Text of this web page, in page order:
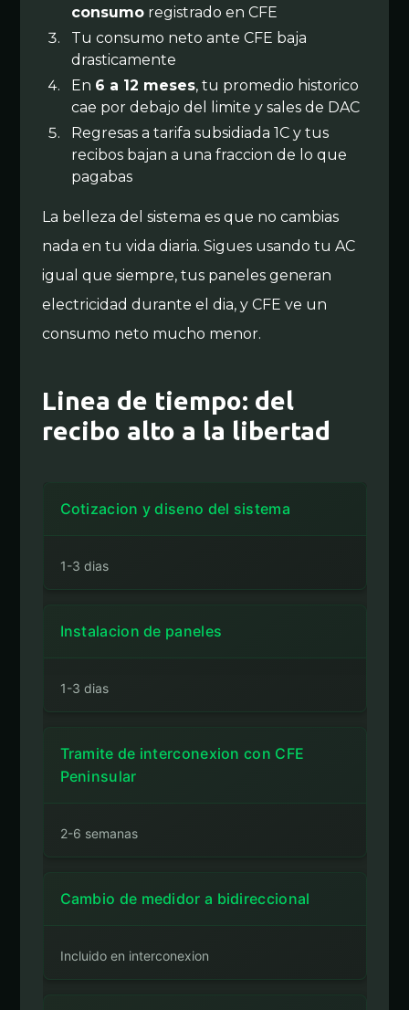
consumo registrado en CFE
Tu consumo neto ante CFE baja
drasticamente
En 6 a 12 meses, tu promedio historico
cae por debajo del limite y sales de DAC
Regresas a tarifa subsidiada 1C y tus
recibos bajan a una fraccion de lo que
pagabas
La belleza del sistema es que no cambias
nada en tu vida diaria. Sigues usando tu AC
igual que siempre, tus paneles generan
electricidad durante el dia, y CFE ve un
consumo neto mucho menor.
Linea de tiempo: del
recibo alto a la libertad
Cotizacion y diseno del sistema
1-3 dias
Instalacion de paneles
1-3 dias
Tramite de interconexion con CFE
Peninsular
2-6 semanas
Cambio de medidor a bidireccional
Incluido en interconexion